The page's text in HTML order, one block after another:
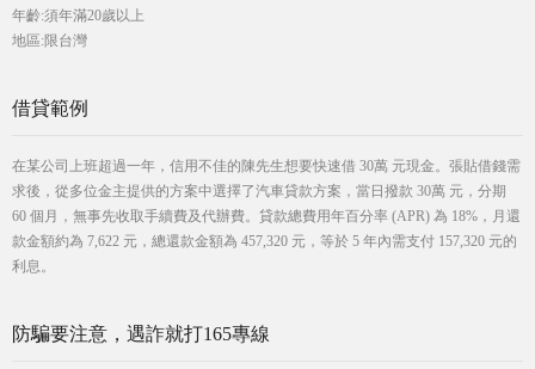
年齡:須年滿20歲以上
地區:限台灣
借貸範例
在某公司上班超過一年，信用不佳的陳先生想要快速借 30萬 元現金。張貼借錢需
求後，從多位金主提供的方案中選擇了汽車貸款方案，當日撥款 30萬 元，分期
60 個月，無事先收取手續費及代辦費。貸款總費用年百分率 (APR) 為 18%，月還
款金額約為 7,622 元，總還款金額為 457,320 元，等於 5 年內需支付 157,320 元的
利息。
防騙要注意，遇詐就打165專線